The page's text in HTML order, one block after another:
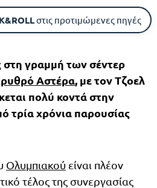
στις προτιμώμενες πηγές
στη γραμμή των σέντερ
Αστέρα, με τον Τζοελ
πολύ κοντά στην
τρία χρόνια παρουσίας
Ολυμπιακού είναι πλέον
τέλος της συνεργασίας